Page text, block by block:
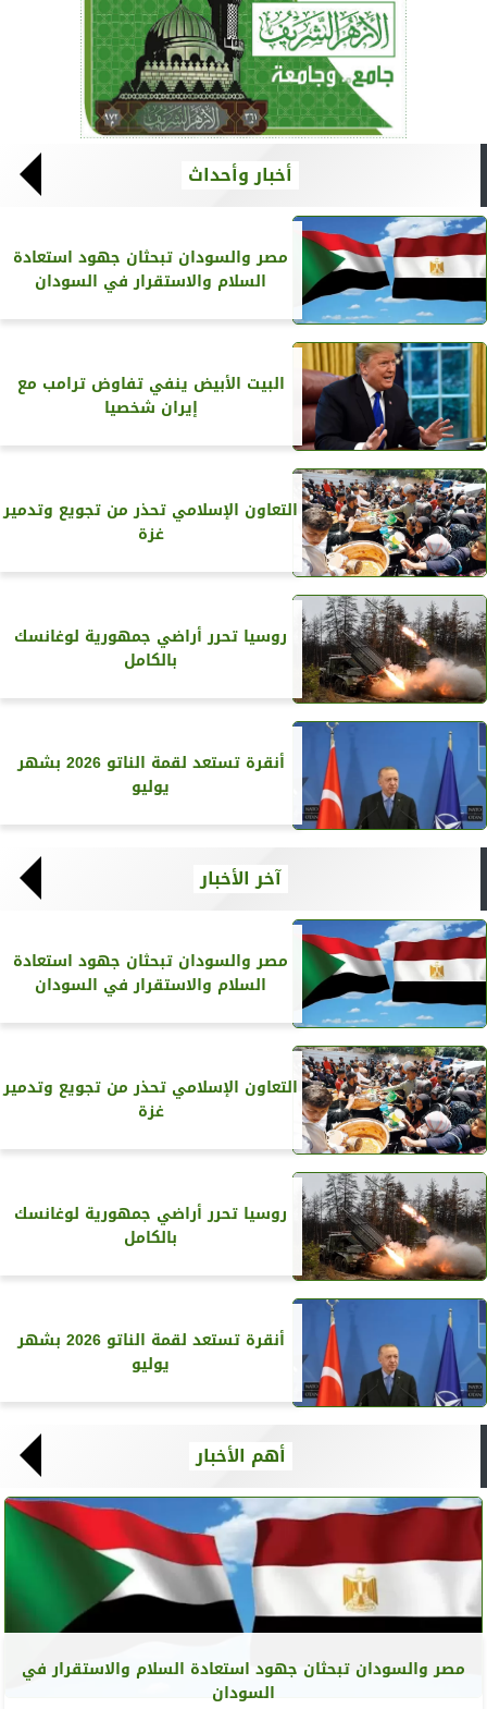
أخبار وأحداث
مصر والسودان تبحثان جهود استعادة
السلام والاستقرار في السودان
البيت الأبيض ينفي تفاوض ترامب مع
إيران شخصيا
التعاون الإسلامي تحذر من تجويع وتدمير
غزة
روسيا تحرر أراضي جمهورية لوغانسك
بالكامل
أنقرة تستعد لقمة الناتو 2026 بشهر
يوليو
آخر الأخبار
مصر والسودان تبحثان جهود استعادة
السلام والاستقرار في السودان
التعاون الإسلامي تحذر من تجويع وتدمير
غزة
روسيا تحرر أراضي جمهورية لوغانسك
بالكامل
أنقرة تستعد لقمة الناتو 2026 بشهر
يوليو
أهم الأخبار
مصر والسودان تبحثان جهود استعادة السلام والاستقرار في
السودان